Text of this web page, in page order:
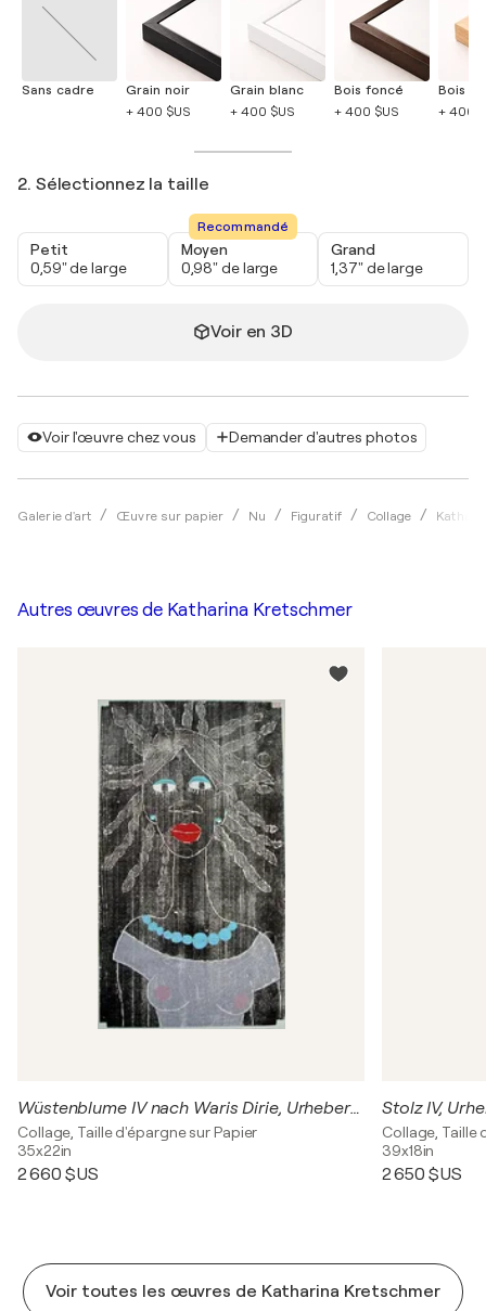
Voir l'œuvre chez vous Demander d'autres photos
Galerie d'art Œuvre sur papier Nu Figuratif Collage
Sans cadre
Grain noir
+ 400 $US
Grain blanc
+ 400 $US
Bois foncé
+ 400 $US
Bois
+ 400
2. Sélectionnez la taille
Petit
0,59" de large
Recommandé
Moyen
0,98" de large
Grand
1,37" de large
Voir en 3D
Autres œuvres de Katharina Kretschmer
Wüstenblume IV nach Waris Dirie, Urheberrecht Katharina Kretschmer
Collage, Taille d'épargne sur Papier
35x22in
2 660 $US
Collage, Taille
39x18in
2 650 $US
Voir toutes les œuvres de Katharina Kretschmer